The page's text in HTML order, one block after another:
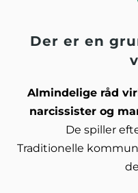
Der er en
Almindelige råd
narcissister og
De spiller
Traditionelle